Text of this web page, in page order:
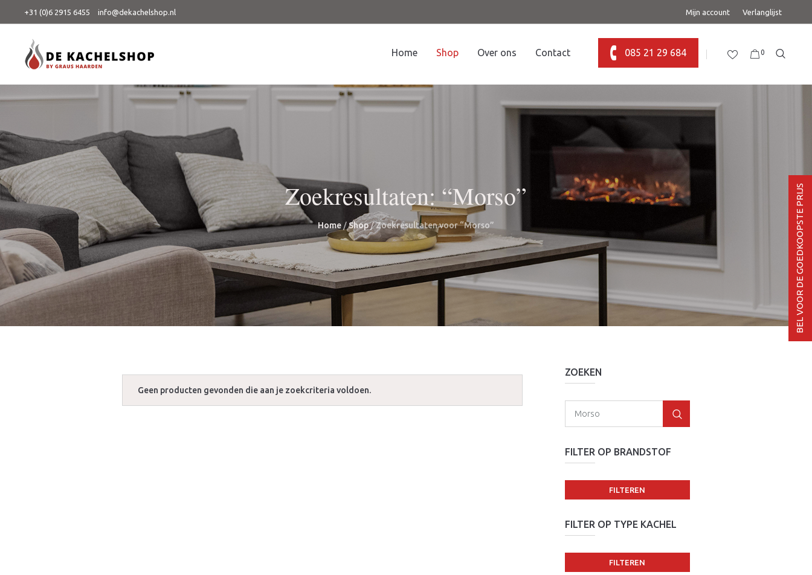
Mijn account Verlanglijst
+31 (0)6 2915 6455 info@dekachelshop.nl
0
Home Shop Over ons Contact 085 21 29 684
Zoekresultaten: “Morso”
Home /Shop/ Zoekresultaten voor “Morso”
Geen producten gevonden die aan je zoekcriteria voldoen.
ZOEKEN
FILTER OP BRANDSTOF
FILTEREN
FILTER OP TYPE KACHEL
FILTEREN
BEL VOOR DE GOEDKOOPSTE PRIJS